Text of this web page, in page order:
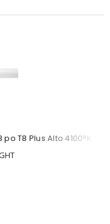
T8 Plus Alto 4100°K